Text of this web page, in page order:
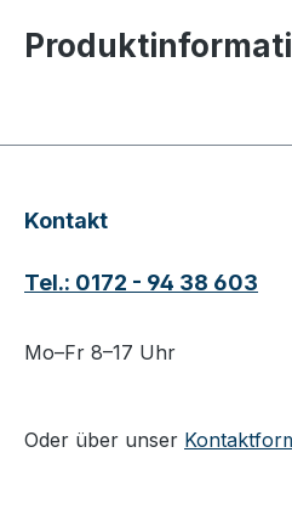
Kontakt
Tel.: 0172 - 94 38 603
Mo–Fr 8–17 Uhr
Oder über unser